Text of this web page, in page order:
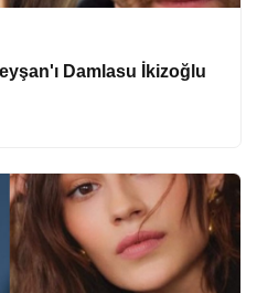
Damlasu İkizoğlu